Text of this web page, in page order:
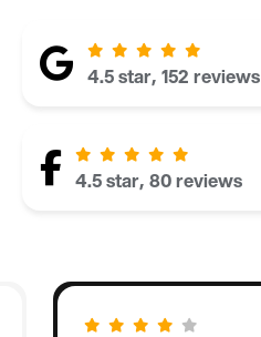
4.5 star, 152 reviews
4.5 star, 80 reviews